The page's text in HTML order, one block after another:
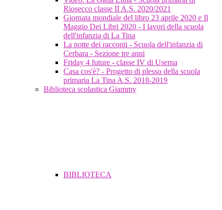
Riosecco classe II A.S. 2020/2021
Giornata mondiale del libro 23 aprile 2020 e Il
Maggio Dei Libri 2020 - I lavori della scuola
dell'infanzia di La Tina
La notte dei racconti - Scuola dell'infanzia di
Cerbara - Sezione tre anni
Friday 4 future - classe IV di Userna
Casa cos'è? - Progetto di plesso della scuola
primaria La Tina A.S. 2018-2019
Biblioteca scolastica Giammy
BIBLIOTECA